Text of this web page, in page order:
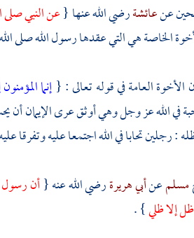
عنعائشةرضي الله عنها {عن النبي صلى
الخاصة هي التي عقدها رسول الله صلى
العامة في قوله تعالى : {إنما
في الله عز وجل وهي أوثق عرى الإيمان أن
: رجلين تحابا في الله اجتمعا عليه وتفرقا
مسلمعنأبي هريرةرضي الله عنه {أن رسول
إلا ظلي} .